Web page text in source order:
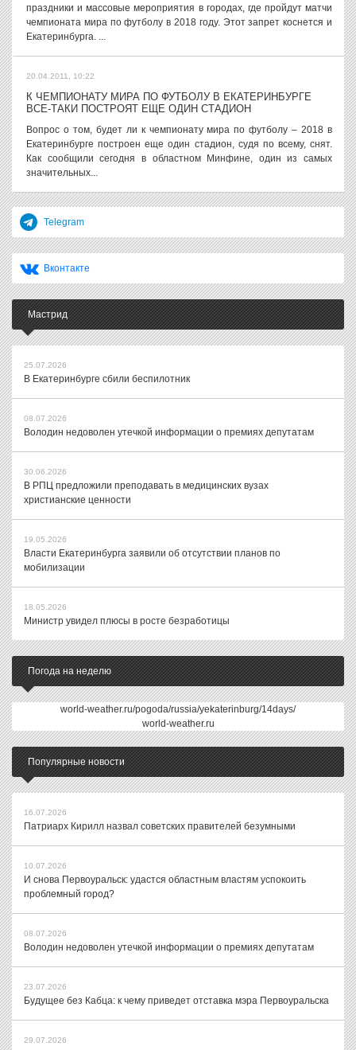
праздники и массовые мероприятия в городах, где пройдут матчи
чемпионата мира по футболу в 2018 году. Этот запрет коснется и
Екатеринбурга. ...
20.04.2011, 10:22
К ЧЕМПИОНАТУ МИРА ПО ФУТБОЛУ В ЕКАТЕРИНБУРГЕ
ВСЕ-ТАКИ ПОСТРОЯТ ЕЩЕ ОДИН СТАДИОН
Вопрос о том, будет ли к чемпионату мира по футболу – 2018 в
Екатеринбурге построен еще один стадион, судя по всему, снят.
Как сообщили сегодня в областном Минфине, один из самых
значительных...
Telegram
Вконтакте
Мастрид
25.07.2026
В Екатеринбурге сбили беспилотник
08.07.2026
Володин недоволен утечкой информации о премиях депутатам
30.06.2026
В РПЦ предложили преподавать в медицинских вузах
христианские ценности
19.05.2026
Власти Екатеринбурга заявили об отсутствии планов по
мобилизации
18.05.2026
Министр увидел плюсы в росте безработицы
Погода на неделю
world-weather.ru/pogoda/russia/yekaterinburg/14days/
world-weather.ru
Популярные новости
16.07.2026
Патриарх Кирилл назвал советских правителей безумными
10.07.2026
И снова Первоуральск: удастся областным властям успокоить
проблемный город?
08.07.2026
Володин недоволен утечкой информации о премиях депутатам
23.07.2026
Будущее без Кабца: к чему приведет отставка мэра Первоуральска
29.07.2026